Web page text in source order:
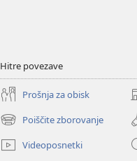
Hitre povezave
Prošnja za obisk
Poiščite zborovanje
(odpre
novo
okno)
Videoposnetki